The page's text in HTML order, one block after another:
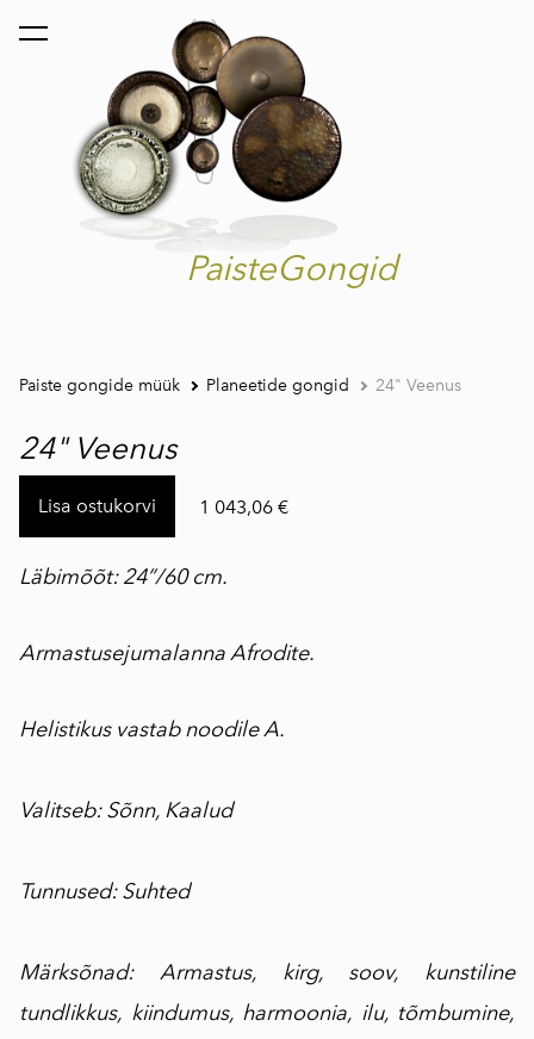
PaisteGongid
lisati ostukorvi. Vaata ostukorvi
Paiste gongide müük Planeetide gongid 24" Veenus
24" Veenus
Lisa ostukorvi 1 043,06 €
Läbimõõt: 24”/60 cm.
Armastusejumalanna Afrodite.
Helistikus vastab noodile A.
Valitseb: Sõnn, Kaalud
Tunnused: Suhted
Märksõnad: Armastus, kirg, soov, kunstiline
tundlikkus, kiindumus, harmoonia, ilu, tõmbumine,